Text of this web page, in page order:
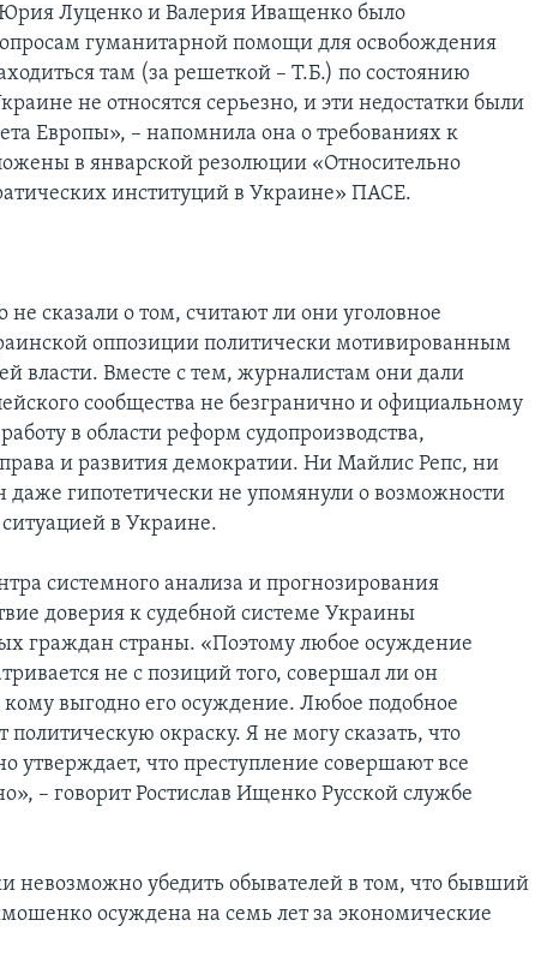
Юрия Луценко и Валерия Иващенко было
гуманитарной помощи для освобождения
там (за решеткой – Т.Б.) по состоянию
не относятся серьезно, и эти недостатки были
Европы», – напомнила она о требованиях к
в январской резолюции «Относительно
институций в Украине» ПАСЕ.
сказали о том, считают ли они уголовное
оппозиции политически мотивированным
власти. Вместе с тем, журналистам они дали
сообщества не безгранично и официальному
в области реформ судопроизводства,
и развития демократии. Ни Майлис Репс, ни
гипотетически не упомянули о возможности
в Украине.
системного анализа и прогнозирования
доверия к судебной системе Украины
граждан страны. «Поэтому любое осуждение
не с позиций того, совершал ли он
выгодно его осуждение. Любое подобное
политическую окраску. Я не могу сказать, что
утверждает, что преступление совершают все
– говорит Ростислав Ищенко Русской службе
невозможно убедить обывателей в том, что бывший
осуждена на семь лет за экономические